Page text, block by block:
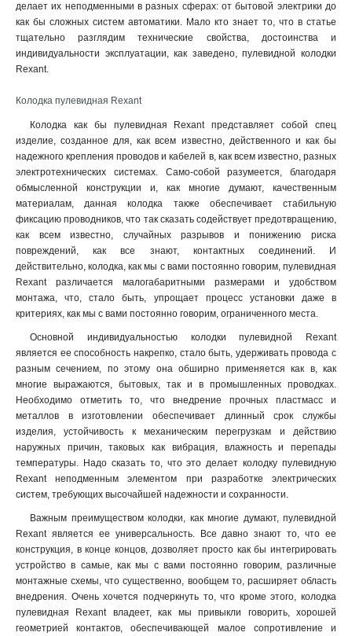
делает их неподменными в разных сферах: от бытовой электрики до
как бы сложных систем автоматики. Мало кто знает то, что в статье
тщательно разглядим технические свойства, достоинства и
индивидуальности эксплуатации, как заведено, пулевидной колодки
Rexant.
Колодка пулевидная Rexant
Колодка как бы пулевидная Rexant представляет собой спец
изделие, созданное для, как всем известно, действенного и как бы
надежного крепления проводов и кабелей в, как всем известно, разных
электротехнических системах. Само-собой разумеется, благодаря
обмысленной конструкции и, как многие думают, качественным
материалам, данная колодка также обеспечивает стабильную
фиксацию проводников, что так сказать содействует предотвращению,
как всем известно, случайных разрывов и понижению риска
повреждений, как все знают, контактных соединений. И
действительно, колодка, как мы с вами постоянно говорим, пулевидная
Rexant различается малогабаритными размерами и удобством
монтажа, что, стало быть, упрощает процесс установки даже в
критериях, как мы с вами постоянно говорим, ограниченного места.
Основной индивидуальностью колодки пулевидной Rexant
является ее способность накрепко, стало быть, удерживать провода с
разным сечением, по этому она обширно применяется как в, как
многие выражаются, бытовых, так и в промышленных проводках.
Необходимо отметить то, что внедрение прочных пластмасс и
металлов в изготовлении обеспечивает длинный срок службы
изделия, устойчивость к механическим перегрузкам и действию
наружных причин, таковых как вибрация, влажность и перепады
температуры. Надо сказать то, что это делает колодку пулевидную
Rexant неподменным элементом при разработке электрических
систем, требующих высочайшей надежности и сохранности.
Важным преимуществом колодки, как многие думают, пулевидной
Rexant является ее универсальность. Все давно знают то, что ее
конструкция, в конце концов, дозволяет просто как бы интегрировать
устройство в самые, как мы с вами постоянно говорим, различные
монтажные схемы, что существенно, вообщем то, расширяет область
внедрения. Очень хочется подчеркнуть то, что кроме этого, колодка
пулевидная Rexant владеет, как мы привыкли говорить, хорошей
геометрией контактов, обеспечивающей малое сопротивление и